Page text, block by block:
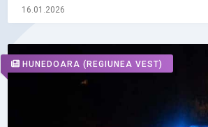
16.01.2026
HUNEDOARA (REGIUNEA VEST)